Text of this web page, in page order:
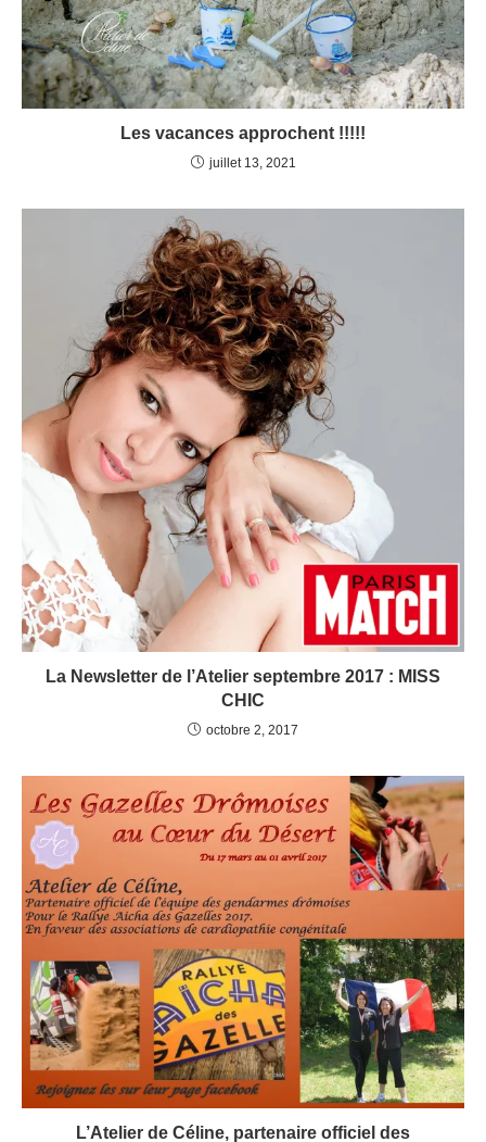
Les vacances approchent !!!!!
juillet 13, 2021
La Newsletter de l’Atelier septembre 2017 : MISS
CHIC
octobre 2, 2017
L’Atelier de Céline, partenaire officiel des